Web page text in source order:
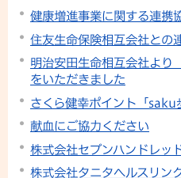
健康増進事業に関する連携
住友生命保険相互会社との
明治安田生命相互会社より
をいただきました
さくら健幸ポイント「
献血にご協力ください
株式会社セブンハンドレッ
株式会社タニタヘルスリン